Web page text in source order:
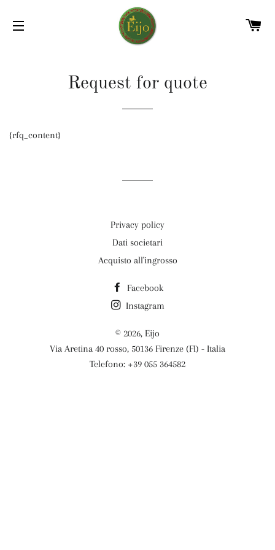
NAVIGAZIONE DEL SITO
Request for quote
{rfq_content}
Privacy policy
Dati societari
Acquisto all'ingrosso
Facebook
Instagram
© 2026, Eijo
Via Aretina 40 rosso, 50136 Firenze (FI) - Italia
Telefono: +39 055 364582